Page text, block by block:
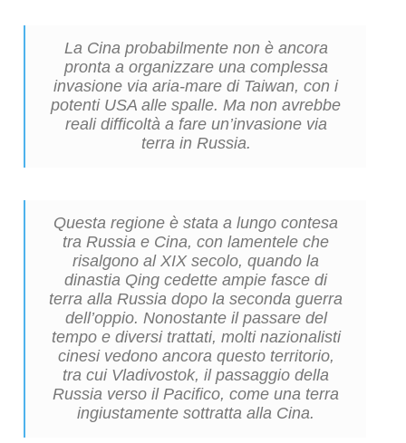
La Cina probabilmente non è ancora
pronta a organizzare una complessa
invasione via aria-mare di Taiwan, con i
potenti USA alle spalle. Ma non avrebbe
reali difficoltà a fare un’invasione via
terra in Russia.
Questa regione è stata a lungo contesa
tra Russia e Cina, con lamentele che
risalgono al XIX secolo, quando la
dinastia Qing cedette ampie fasce di
terra alla Russia dopo la seconda guerra
dell’oppio. Nonostante il passare del
tempo e diversi trattati, molti nazionalisti
cinesi vedono ancora questo territorio,
tra cui Vladivostok, il passaggio della
Russia verso il Pacifico, come una terra
ingiustamente sottratta alla Cina.